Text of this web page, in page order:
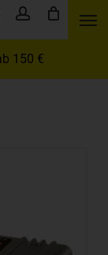
150 €
search account